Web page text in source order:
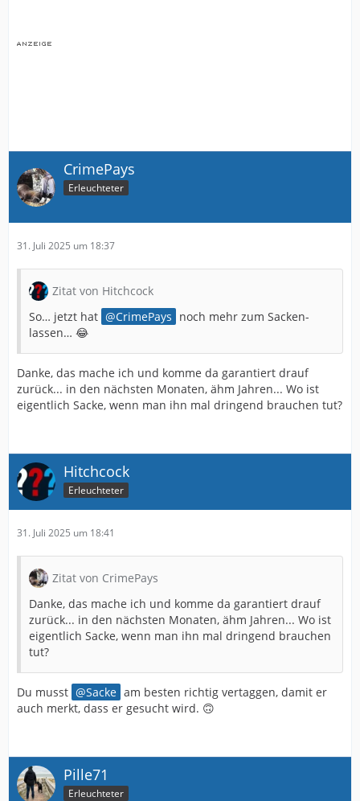
CrimePays
Erleuchteter
31. Juli 2025 um 18:37
Zitat von Hitchcock
So… jetzt hat
CrimePays noch mehr zum Sacken-
lassen… 😂
Danke, das mache ich und komme da garantiert drauf
zurück... in den nächsten Monaten, ähm Jahren... Wo ist
eigentlich Sacke, wenn man ihn mal dringend brauchen tut?
Hitchcock
Erleuchteter
31. Juli 2025 um 18:41
Zitat von CrimePays
Danke, das mache ich und komme da garantiert drauf
zurück... in den nächsten Monaten, ähm Jahren... Wo ist
eigentlich Sacke, wenn man ihn mal dringend brauchen
tut?
Du musst Sacke am besten richtig vertaggen, damit er
auch merkt, dass er gesucht wird. 🙃
Pille71
Erleuchteter